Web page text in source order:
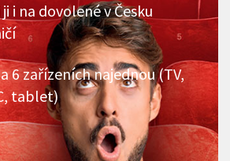
i na dovolené v Česku
6 zařízeních najednou (TV,
tablet)